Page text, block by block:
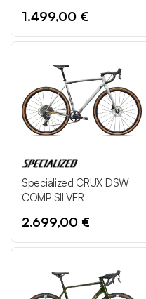
1.499,00 €
Specialized CRUX DSW
COMP SILVER
2.699,00 €